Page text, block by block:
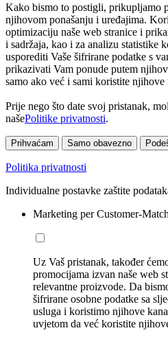
Kako bismo to postigli, prikupljamo
njihovom ponašanju i uređajima.
optimizaciju naše web stranice i
i sadržaja, kao i za analizu statistike
usporediti Vaše šifrirane podatke s
prikazivati Vam ponude putem
samo ako već i sami koristite njihove
Prije nego što date svoj pristanak,
našePolitike privatnosti.
Prihvaćam Samo obavezno
Politika privatnosti
Individualne postavke zaštite
Marketing per Customer-Match
Uz Vaš pristanak, također
promocijama izvan naše web
relevantne proizvode. Da
šifrirane osobne podatke sa
usluga i koristimo njihove
uvjetom da već koristite